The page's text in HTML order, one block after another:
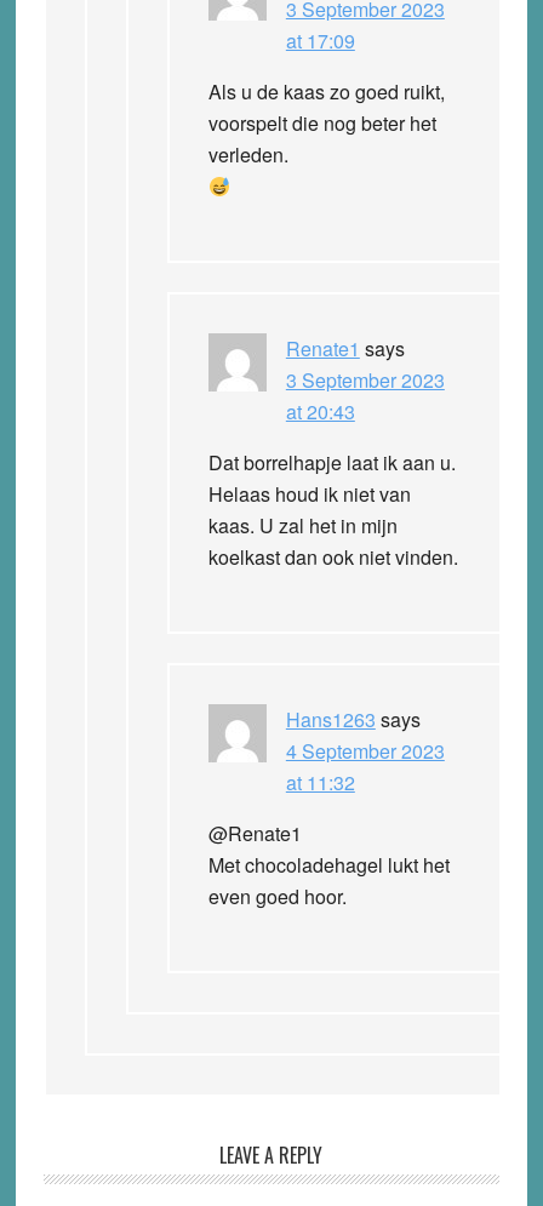
3 September 2023
at 17:09
Als u de kaas zo goed ruikt,
voorspelt die nog beter het
verleden.
Renate1 says
3 September 2023
at 20:43
Dat borrelhapje laat ik aan u.
Helaas houd ik niet van
kaas. U zal het in mijn
koelkast dan ook niet vinden.
Hans1263 says
4 September 2023
at 11:32
@Renate1
Met chocoladehagel lukt het
even goed hoor.
LEAVE A REPLY